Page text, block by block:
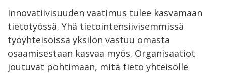
Innovatiivisuuden vaatimus tulee kasvamaan
tietotyössä. Yhä tietointensiivisemmissä
työyhteisöissä yksilön vastuu omasta
osaamisestaan kasvaa myös. Organisaatiot
joutuvat pohtimaan, mitä tieto yhteisölle